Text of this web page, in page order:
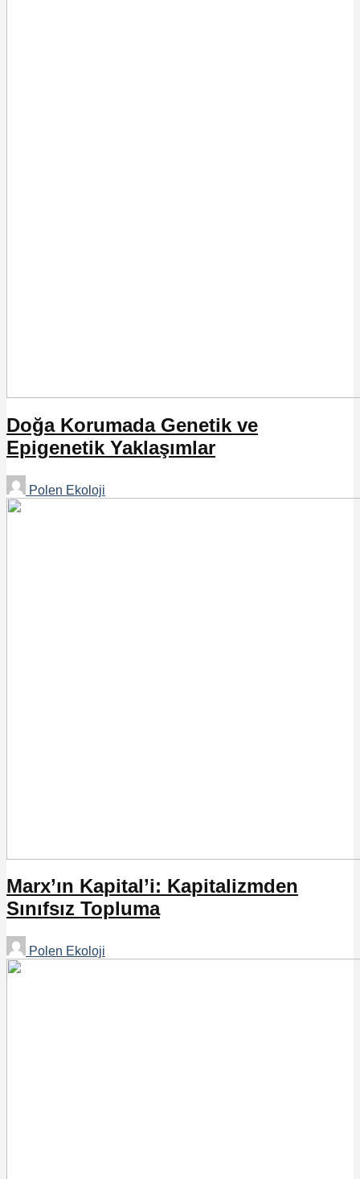
Doğa Korumada Genetik ve
Epigenetik Yaklaşımlar
Polen Ekoloji
Marx’ın Kapital’i: Kapitalizmden
Sınıfsız Topluma
Polen Ekoloji